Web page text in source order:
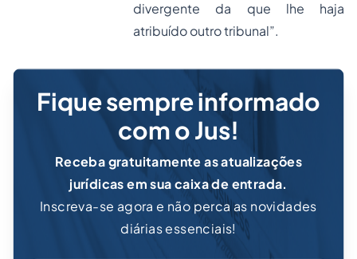
divergente da que lhe haja
atribuído outro tribunal”.
Fique sempre informado
com o Jus!
Receba gratuitamente as atualizações
jurídicas em sua caixa de entrada.
Inscreva-se agora e não perca as novidades
diárias essenciais!